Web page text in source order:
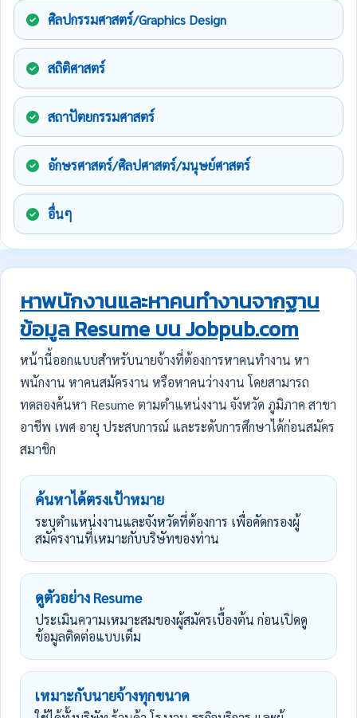
ศิลปกรรมศาสตร์/Graphics Design
สถิติศาสตร์
สถาปัตยกรรมศาสตร์
อักษรศาสตร์/ศิลปศาสตร์/มนุษย์ศาสตร์
อื่นๆ
หาพนักงานและหาคนทำงานจากฐาน
ข้อมูล Resume บน Jobpub.com
หน้านี้ออกแบบสำหรับนายจ้างที่ต้องการหาคนทำงาน หา
พนักงาน หาคนสมัครงาน หรือหาคนว่างงาน โดยสามารถ
ทดลองค้นหา Resume ตามตำแหน่งงาน จังหวัด ภูมิภาค สาขา
อาชีพ เพศ อายุ ประสบการณ์ และระดับการศึกษาได้ก่อนสมัคร
สมาชิก
ค้นหาได้ตรงเป้าหมาย
ระบุตำแหน่งงานและจังหวัดที่ต้องการ เพื่อคัดกรองผู้
สมัครงานที่เหมาะกับบริษัทของท่าน
ดูตัวอย่าง Resume
ประเมินความเหมาะสมของผู้สมัครเบื้องต้น ก่อนเปิดดู
ข้อมูลติดต่อแบบเต็ม
เหมาะกับนายจ้างทุกขนาด